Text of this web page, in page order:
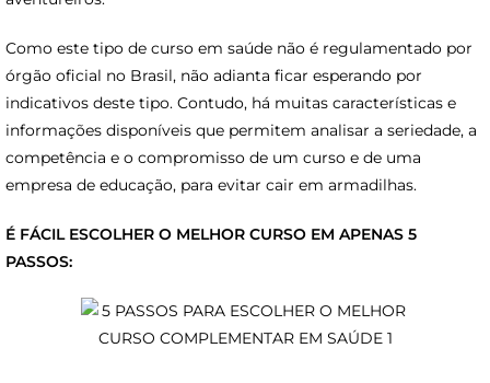
Como este tipo de curso em saúde não é regulamentado por
órgão oficial no Brasil, não adianta ficar esperando por
indicativos deste tipo. Contudo, há muitas características e
informações disponíveis que permitem analisar a seriedade, a
competência e o compromisso de um curso e de uma
empresa de educação, para evitar cair em armadilhas.
É FÁCIL ESCOLHER O MELHOR CURSO EM APENAS 5
PASSOS: